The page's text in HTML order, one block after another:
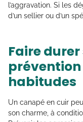
l’aggravation. Si les
d’un sellier ou d’un
Faire
habitudes
Un canapé en cuir
son charme, à